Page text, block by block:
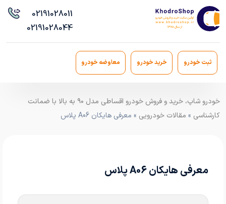
02191028011
02191028044
ثبت خودرو خرید خودرو معاوضه خودرو
خودرو شاپ، خرید و فروش خودرو اقساطی مدل ۹۰ به بالا با ضمانت
کارشناسی » مقالات خودرویی » معرفی هایکان A06 پلاس
معرفی هایکان A06 پلاس